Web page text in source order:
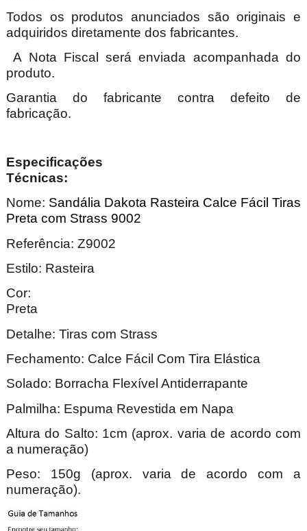
Todos os produtos anunciados são originais e
adquiridos diretamente dos fabricantes.
A Nota Fiscal será enviada acompanhada do
produto.
Garantia do fabricante contra defeito de
fabricação.
Especificações
Nome: Sandália Dakota Rasteira Calce Fácil Tiras
Preta com Strass 9002
Referência: Z9002
Estilo: Rasteira
Cor:
Detalhe: Tiras com Strass
Fechamento: Calce Fácil Com Tira Elástica
Solado: Borracha Flexível Antiderrapante
Palmilha: Espuma Revestida em Napa
Altura do Salto: 1cm (aprox. varia de acordo com
a numeração)
Peso: 150g (aprox. varia de acordo com a
numeração).